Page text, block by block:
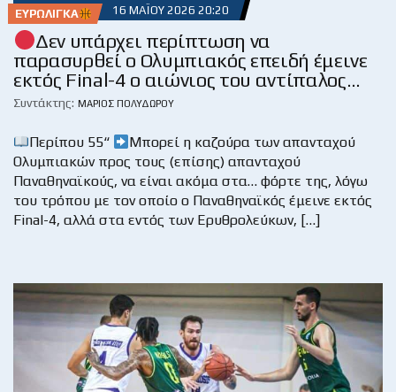
ΕΥΡΩΛΊΓΚΑ 16 ΜΑΪ́ΟΥ 2026 20:20
Δεν υπάρχει περίπτωση να
παρασυρθεί ο Ολυμπιακός επειδή έμεινε
εκτός Final-4 ο αιώνιος του αντίπαλος…
Συντάκτης: ΜΆΡΙΟΣ ΠΟΛΥΔΏΡΟΥ
Περίπου 55“
Μπορεί η καζούρα των απανταχού
Ολυμπιακών προς τους (επίσης) απανταχού
Παναθηναϊκούς, να είναι ακόμα στα… φόρτε της, λόγω
του τρόπου με τον οποίο ο Παναθηναϊκός έμεινε εκτός
Final-4, αλλά στα εντός των Ερυθρολεύκων, […]